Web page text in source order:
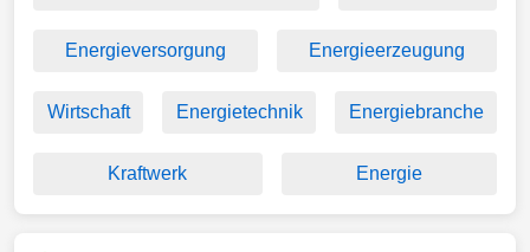
Energieversorgung Energieerzeugung
Wirtschaft Energietechnik Energiebranche
Kraftwerk Energie